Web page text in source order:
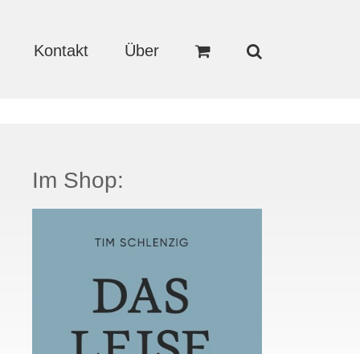
Kontakt Über
Im Shop: